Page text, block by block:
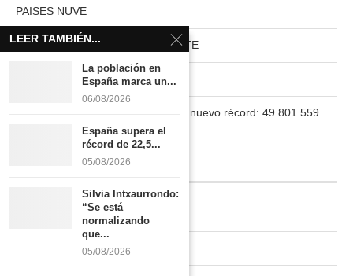
PAISES NUVE
HABITAT RURAL AUTOSUFICIENTE
La población en España marca un nuevo récord: 49.801.559
INFORMACIÓN
Quiénes somos
LEER TAMBIÉN...
La población en
España marca un...
06/08/2026
España supera el
récord de 22,5...
05/08/2026
Silvia Intxaurrondo:
“Se está
normalizando
que...
05/08/2026